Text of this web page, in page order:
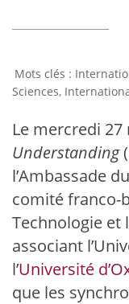
Sciences,
Le mercredi 27
Understanding
l’Ambassade
comité franco-
Technologie et
associant
l’Université
que les